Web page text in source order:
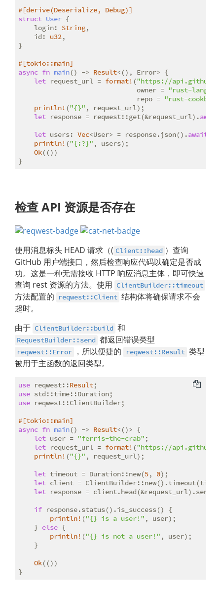
#[derive(Deserialize, Debug)]
struct User {
    login:
String,
    id:
u32,
}
#[tokio::main]
async fn main() -> Result<(), Error> {
let request_url = format! ("https://
                              owner =
"rust-lang-
                              repo =
"rust-
println! ("{}" , request_url);
let response = reqwest::get(&request_url).await
let users: Vec<User> = response.json().await
println! ("{:?}" , users);
Ok(())
}
检查 API 资源是否存在
使用消息标头 HEAD 请求（( Client::head ）查询
GitHub 用户端接口，然后检查响应代码以确定是否成
功。这是一种无需接收 HTTP 响应消息主体，即可快速
查询 rest 资源的方法。使用 ClientBuilder::timeout
方法配置的 reqwest::Client 结构体将确保请求不会
超时。
由于 ClientBuilder::build 和
RequestBuilder::send 都返回错误类型
reqwest::Error ，所以便捷的 reqwest::Result 类型
被用于主函数的返回类型。
use reqwest::Result
use
use reqwest::ClientBuilder;
#[tokio::main]
async fn main() -> Result<()> {
let user = "ferris-the-crab" ;
let request_url = format! ("https://
println! ("{}" , request_url);
let timeout = Duration::new(5, 0);
let client =
let response =
if response.status().is_success() {
println! ("{} is a user!" , user);
    }
else {
println! ("{} is not a user!" , user);
    }
Ok(())
}